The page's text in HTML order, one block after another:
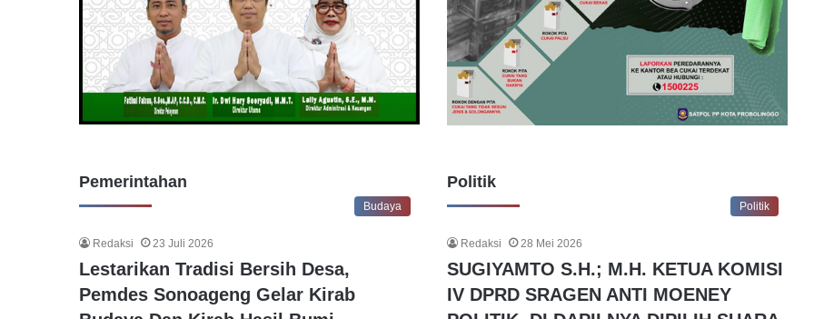
Pemerintahan
Budaya
Redaksi 23 Juli 2026
Lestarikan Tradisi Bersih Desa,
Pemdes Sonoageng Gelar Kirab
Politik
Politik
Redaksi 28 Mei 2026
SUGIYAMTO S.H.; M.H. KETUA KOMISI
IV DPRD SRAGEN ANTI MOENEY